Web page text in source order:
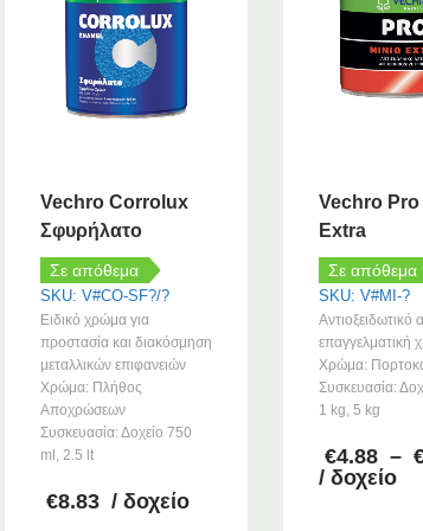
Vechro Corrolux
Σφυρήλατο
Σε απόθεμα
SKU: V#CO-SF?/?
Ειδικό χρώμα για
προστασία και διακόσμηση
μεταλλικών επιφανειών
Χρώμα: Πλήθος
Αποχρώσεων
Συσκευασία: Δοχείο 750
ml, 2.5 lt
€8.83 / δοχείο
Vechro
Extra
Σε απόθεμα
SKU: V#MI-?
Αντιοξειδωτικό
επαγγελματική
Χρώμα:
Συσκευασία:
1 kg, 5 kg
€4.88 –
/ δοχείο